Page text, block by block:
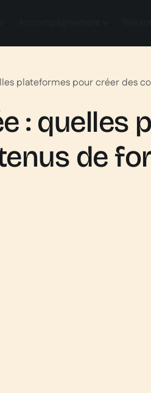
plateformes pour créer des
: quelles
de